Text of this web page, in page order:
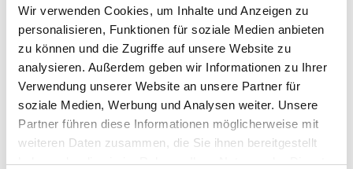
Wir verwenden Cookies, um Inhalte und Anzeigen zu
personalisieren, Funktionen für soziale Medien anbieten
zu können und die Zugriffe auf unsere Website zu
analysieren. Außerdem geben wir Informationen zu Ihrer
Verwendung unserer Website an unsere Partner für
soziale Medien, Werbung und Analysen weiter. Unsere
Partner führen diese Informationen möglicherweise mit
weiteren Daten zusammen, die Sie ihnen bereitgestellt
haben oder die sie im Rahmen Ihrer Nutzung der Dienste
Technische Daten